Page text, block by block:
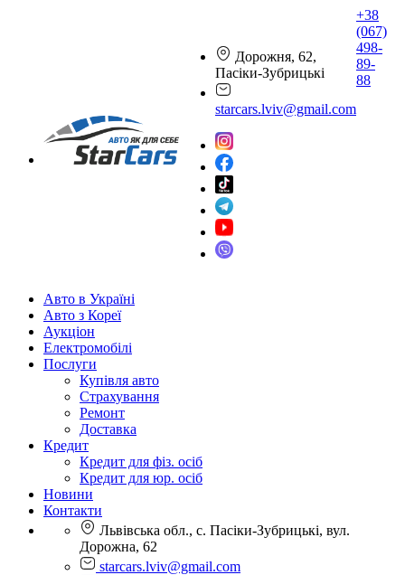
Дорожня, 62,
Пасіки-Зубрицькі
starcars.lviv@gmail.com
+38
(067)
498-
89-
88
Авто в Україні
Авто з Кореї
Аукціон
Електромобілі
Послуги
Купівля авто
Страхування
Ремонт
Доставка
Кредит
Кредит для фіз. осіб
Кредит для юр. осіб
Новини
Контакти
Львівська обл., с. Пасіки-Зубрицькі, вул.
Дорожна, 62
starcars.lviv@gmail.com